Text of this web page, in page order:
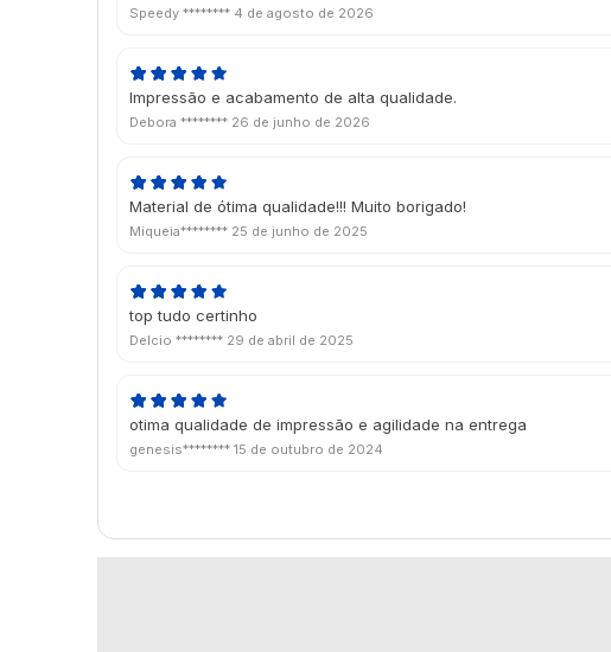
Speedy ******** 4 de agosto de 2026
Impressão e acabamento de alta qualidade.
Debora ******** 26 de junho de 2026
Material de ótima qualidade!!! Muito borigado!
Miqueia******** 25 de junho de 2025
top tudo certinho
Delcio ******** 29 de abril de 2025
otima qualidade de impressão e agilidade na entrega
genesis******** 15 de outubro de 2024